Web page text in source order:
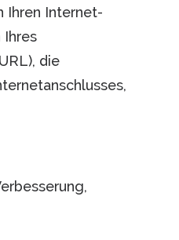
Ihren Internet-
Ihres
die